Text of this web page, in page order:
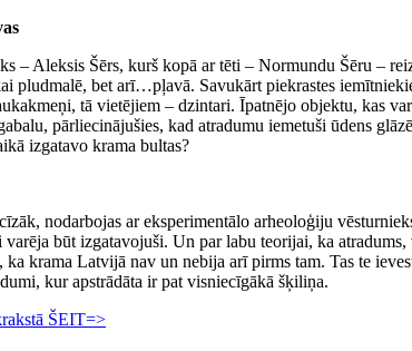
– Aleksis Šērs, kurš kopā ar tēti – Normundu Šēru –
pludmalē, bet arī…pļavā. Savukārt piekrastes
tā vietējiem – dzintari. Īpatnējo objektu, kas
pārliecinājušies, kad atradumu iemetuši ūdens
izgatavo krama bultas?
nodarbojas ar eksperimentālo arheoloģiju
varēja būt izgatavojuši. Un par labu teorijai, ka
ka krama Latvijā nav un nebija arī pirms tam. Tas te
kur apstrādāta ir pat visniecīgākā šķiliņa.
ŠEIT=>